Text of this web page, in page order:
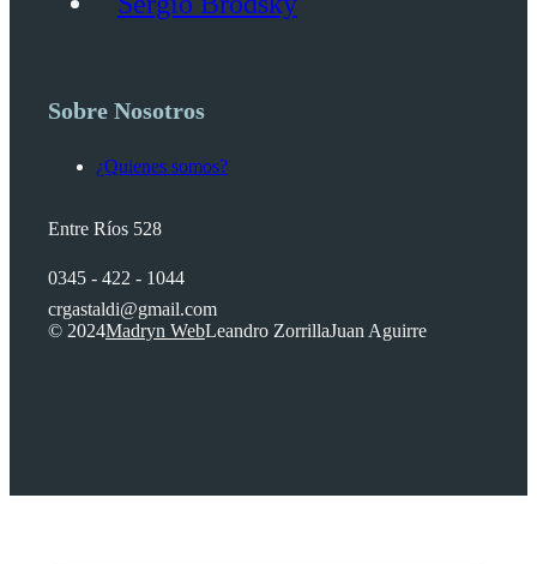
Sobre Nosotros
¿Quienes somos?
Entre Ríos 528
0345 - 422 - 1044
crgastaldi@gmail.com
© 2024Madryn WebLeandro ZorrillaJuan Aguirre